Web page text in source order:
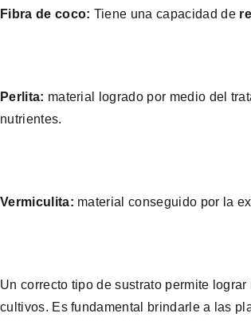
Fibra de coco: Tiene una capacidad de
Perlita: material logrado por medio del
nutrientes.
Vermiculita: material conseguido por la
Un correcto tipo de sustrato permite lograr
cultivos. Es fundamental brindarle a las